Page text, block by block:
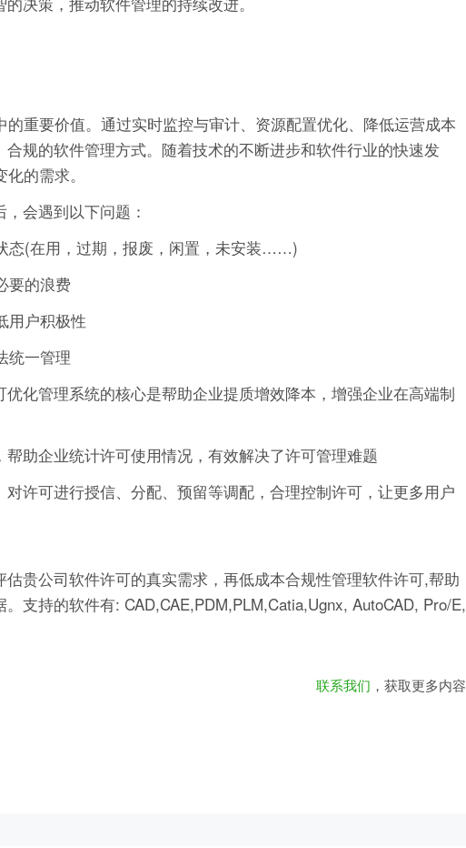
重要价值。通过实时监控与审计、资源配置优化、降低运营成本
规的软件管理方式。随着技术的不断进步和软件行业的快速发
的需求。
会遇到以下问题：
态(在用，过期，报废，闲置，未安装……)
要的浪费
用户积极性
统一管理
化管理系统的核心是帮助企业提质增效降本，增强企业在高端制
助企业统计许可使用情况，有效解决了许可管理难题
许可进行授信、分配、预留等调配，合理控制许可，让更多用户
贵公司软件许可的真实需求，再低成本合规性管理软件许可,帮助
支持的软件有: CAD,CAE,PDM,PLM,Catia,Ugnx, AutoCAD, Pro/E,
联系我们 ，获取更多内容